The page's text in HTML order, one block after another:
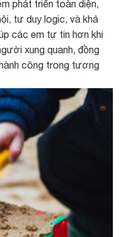
phát triển toàn diện,
tư duy logic, và khả
các em tự tin hơn khi
xung quanh, đồng
công trong tương